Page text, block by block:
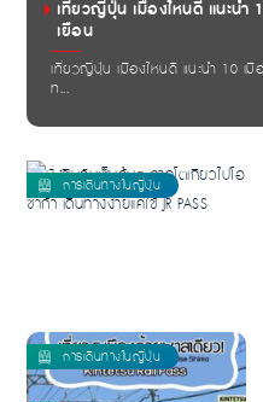
เที่ยวญี่ปุ่น เมืองไหนดี แนะนำ
เยือน
เที่ยวญี่ปุ่น เมืองไหนดี แนะนำ 10 เมื
ท...